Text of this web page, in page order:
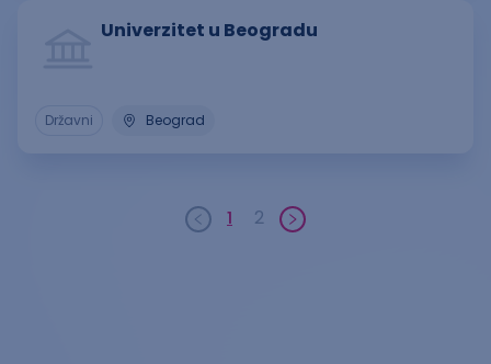
Univerzitet u Beogradu
Državni Beograd
1 2